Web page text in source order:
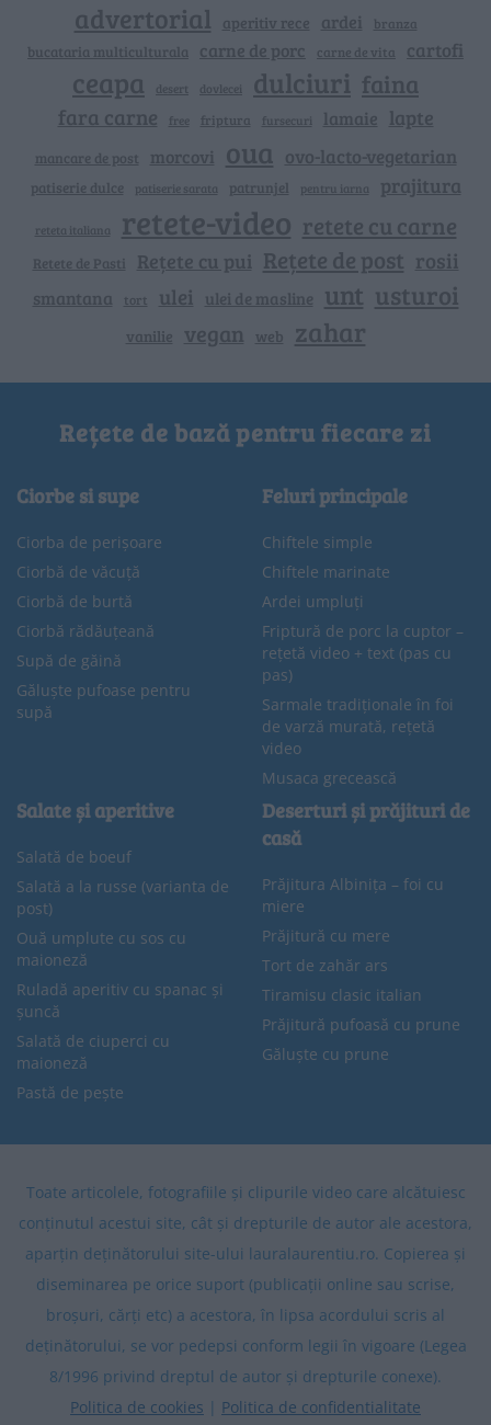
advertorial aperitiv rece ardei branza
bucataria multiculturala carne de porc carne de vita cartofi
ceapa desert dovlecei dulciuri faina
fara carne free friptura fursecuri lamaie lapte
mancare de post morcovi oua ovo-lacto-vegetarian
patiserie dulce patiserie sarata patrunjel pentru iarna prajitura
reteta italiana retete-video retete cu carne
Retete de Pasti Rețete cu pui Rețete de post rosii
smantana tort ulei ulei de masline unt usturoi
vanilie vegan web zahar
Rețete de bază pentru fiecare zi
Ciorbe si supe
Ciorba de perișoare
Ciorbă de văcuță
Ciorbă de burtă
Ciorbă rădăuțeană
Supă de găină
Găluște pufoase pentru
supă
Feluri principale
Chiftele simple
Chiftele marinate
Ardei umpluți
Friptură de porc la cuptor –
rețetă video + text (pas cu
pas)
Sarmale tradiționale în foi
de varză murată, rețetă
video
Musaca grecească
Salate și aperitive
Salată de boeuf
Salată a la russe (varianta de
post)
Ouă umplute cu sos cu
maioneză
Ruladă aperitiv cu spanac și
șuncă
Salată de ciuperci cu
maioneză
Pastă de pește
Deserturi și prăjituri de
casă
Prăjitura Albinița – foi cu
miere
Prăjitură cu mere
Tort de zahăr ars
Tiramisu clasic italian
Prăjitură pufoasă cu prune
Găluște cu prune
Toate articolele, fotografiile și clipurile video care alcătuiesc
conținutul acestui site, cât și drepturile de autor ale acestora,
aparțin deținătorului site-ului lauralaurentiu.ro. Copierea și
diseminarea pe orice suport (publicații online sau scrise,
broșuri, cărți etc) a acestora, în lipsa acordului scris al
deținătorului, se vor pedepsi conform legii în vigoare (Legea
8/1996 privind dreptul de autor și drepturile conexe).
Politica de cookies | Politica de confidentialitate